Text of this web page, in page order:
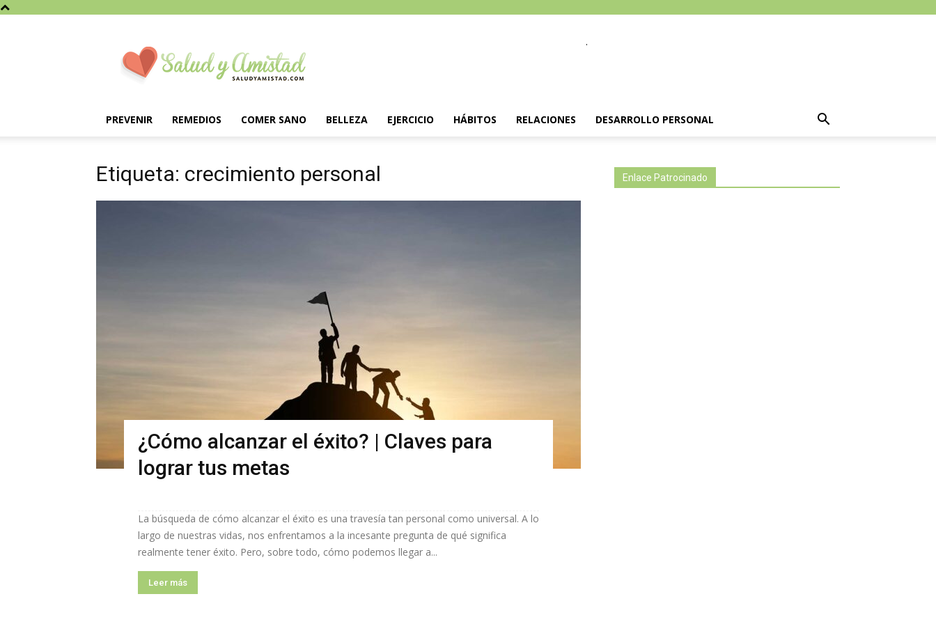
.
PREVENIR REMEDIOS COMER SANO BELLEZA EJERCICIO HÁBITOS RELACIONES DESARROLLO PERSONAL
Etiqueta: crecimiento personal
¿Cómo alcanzar el éxito? | Claves para
lograr tus metas
La búsqueda de cómo alcanzar el éxito es una travesía tan personal como universal. A lo
largo de nuestras vidas, nos enfrentamos a la incesante pregunta de qué significa
realmente tener éxito. Pero, sobre todo, cómo podemos llegar a...
Leer más
Enlace Patrocinado